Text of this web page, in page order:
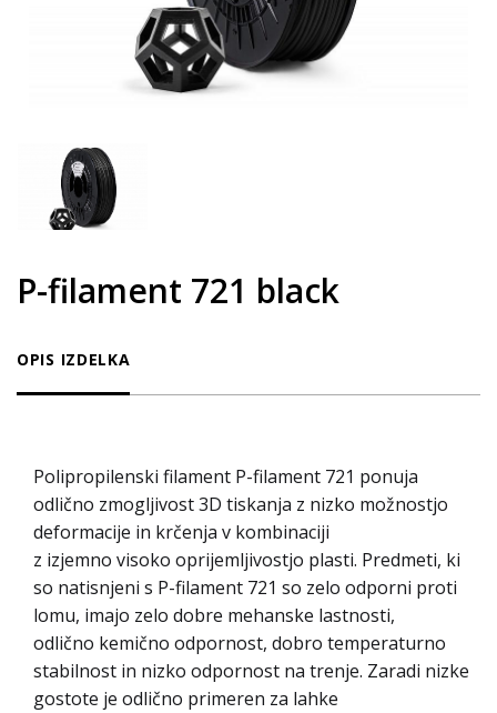
P-filament 721 black
OPIS IZDELKA
Polipropilenski filament P-filament 721 ponuja
odlično zmogljivost 3D tiskanja z nizko možnostjo
deformacije in krčenja v kombinaciji
z izjemno visoko oprijemljivostjo plasti. Predmeti, ki
so natisnjeni s P-filament 721 so zelo odporni proti
lomu, imajo zelo dobre mehanske lastnosti,
odlično kemično odpornost, dobro temperaturno
stabilnost in nizko odpornost na trenje. Zaradi nizke
gostote je odlično primeren za lahke